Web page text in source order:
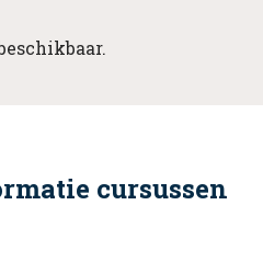
cursussen